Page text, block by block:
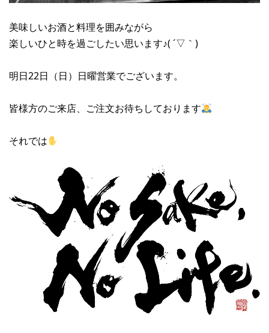
美味しいお酒と料理を囲みながら
楽しいひと時を過ごしたい思います♪( ´▽｀)
明日22日（日）日曜営業でございます。
皆様方のご来店、ご注文お待ちしております
それでは